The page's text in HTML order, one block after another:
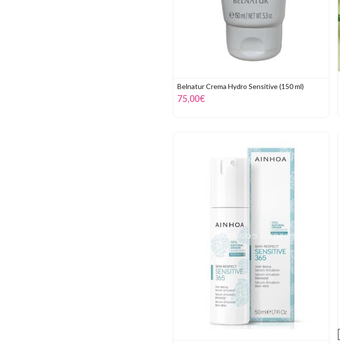
Belnatur Crema Hydro Sensitive (150 ml)
75,00€